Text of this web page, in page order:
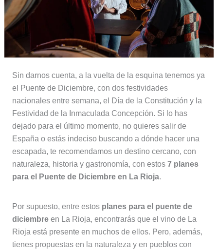
Sin darnos cuenta, a la vuelta de la esquina tenemos ya
el Puente de Diciembre, con dos festividades
nacionales entre semana, el Día de la Constitución y la
Festividad de la Inmaculada Concepción. Si lo has
dejado para el último momento, no quieres salir de
España o estás indeciso buscando a dónde hacer una
escapada, te recomendamos un destino cercano, con
naturaleza, historia y gastronomía, con estos 7 planes
para el Puente de Diciembre en La Rioja.
Por supuesto, entre estos planes para el puente de
diciembreen La Rioja, encontrarás que el vino de La
Rioja está presente en muchos de ellos. Pero, además,
tienes propuestas en la naturaleza y en pueblos con